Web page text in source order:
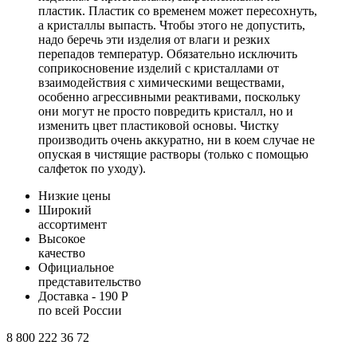
пластик. Пластик со временем может пересохнуть,
а кристаллы выпасть. Чтобы этого не допустить,
надо беречь эти изделия от влаги и резких
перепадов температур. Обязательно исключить
соприкосновение изделий с кристаллами от
взаимодействия с химическими веществами,
особенно агрессивными реактивами, поскольку
они могут не просто повредить кристалл, но и
изменить цвет пластиковой основы. Чистку
производить очень аккуратно, ни в коем случае не
опуская в чистящие растворы (только с помощью
салфеток по уходу).
Низкие цены
Широкий
ассортимент
Высокое
качество
Официальное
представительство
Доставка - 190 Р
по всей России
8 800 222 36 72